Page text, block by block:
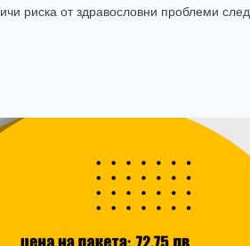
риска от здравословни проблеми след